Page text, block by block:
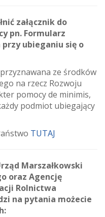
załącznik do
pn. Formularz
ubieganiu się o
ze środków
na rzecz Rozwoju
pomocy de minimis,
podmiot ubiegający
TUTAJ
Marszałkowski
oraz Agencję
Rolnictwa
na pytania możecie